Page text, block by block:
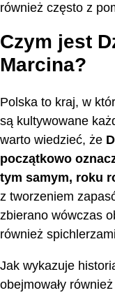
również często z
Czym jest
Marcina?
Polska to kraj, w
są kultywowane
warto wiedzieć, że
początkowo
tym samym, roku
z tworzeniem
zbierano wówczas
również
Jak wykazuje
obejmowały